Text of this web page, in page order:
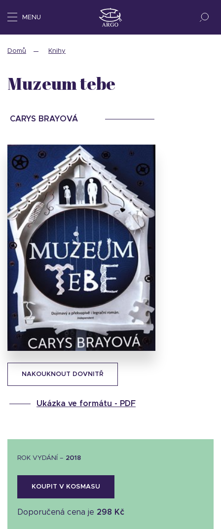
MENU
Domů Knihy
NAKOUKNOUT DOVNITŘ
Ukázka ve formátu - PDF
Muzeum tebe
CARYS BRAYOVÁ
ROK VYDÁNÍ – 2018
KOUPIT V KOSMASU
Doporučená cena je 298 Kč